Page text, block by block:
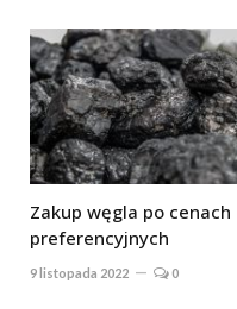
Zakup węgla po cenach
preferencyjnych
9 listopada 2022 0